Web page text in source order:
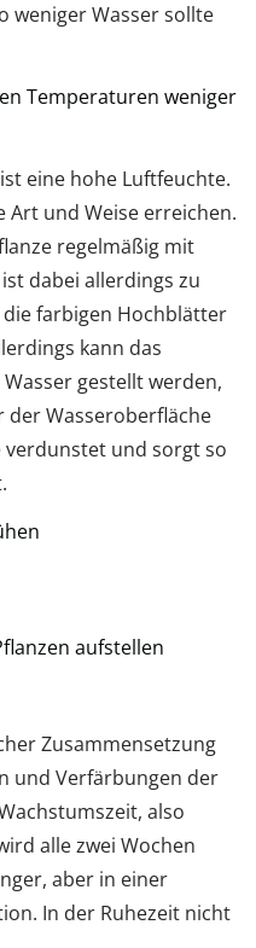
weniger Wasser sollte
Temperaturen weniger
eine hohe Luftfeuchte.
Art und Weise erreichen.
regelmäßig mit
dabei allerdings zu
farbigen Hochblätter
kann das
gestellt werden,
der Wasseroberfläche
verdunstet und sorgt so
aufstellen
Zusammensetzung
und Verfärbungen der
also
alle zwei Wochen
aber in einer
In der Ruhezeit nicht